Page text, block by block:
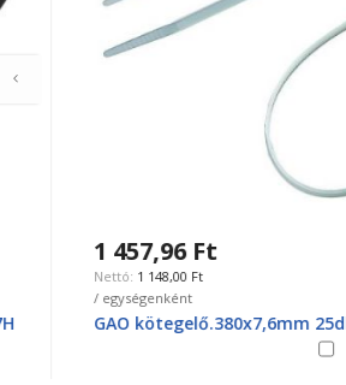
1 457,96 Ft
1 148,00 Ft
/ egységenként
GAO kötegelő.380x7,6mm 25db/